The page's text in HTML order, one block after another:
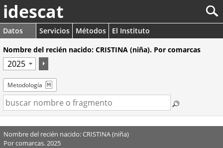
idescat
Datos Servicios Métodos
El Instituto
Nombre del recién nacido: CRISTINA (niña). Por comarcas
Metodología
Nombre del recién nacido: CRISTINA (niña)
Por comarcas. 2025